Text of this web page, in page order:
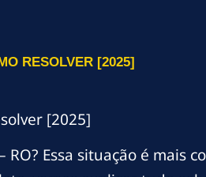
RESOLVER [2025]
[2025]
RO? Essa situação é mais